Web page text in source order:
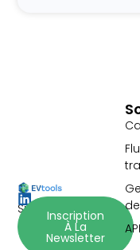
Suivez-nous :
Inscription
À La
Newsletter
API